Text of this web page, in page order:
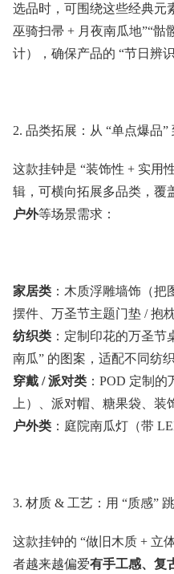
选品时，可围绕这些经典元
巫骑扫帚 + 月夜南瓜地”“骷
计），确保产品的 “节日辨识
2. 品类拓展：从 “单点爆品”
这款挂钟是 “装饰性 + 实用
辑，可横向拓展多品类，覆
户外等场景需求：
家居类 ：木质浮雕墙饰（
摆件、万圣节主题门垫 / 抱
纺织类 ：定制印花的万圣节
南瓜” 的图案，适配不同纺
穿戴 / 派对类 ：POD 定制
上）、派对帽、糖果袋、装
户外类 ：庭院南瓜灯（带
3. 材质 & 工艺：用 “质感”
这款挂钟的 “做旧木质 +
者越来越偏爱有手工感、复